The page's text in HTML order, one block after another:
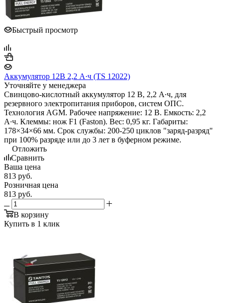
Быстрый просмотр
Аккумулятор 12В 2,2 А∙ч (TS 12022)
Уточняйте у менеджера
Свинцово-кислотный аккумулятор 12 В, 2,2 А∙ч, для
резервного электропитания приборов, систем ОПС.
Технология AGM. Рабочее напряжение: 12 В. Емкость: 2,2
А∙ч. Клеммы: нож F1 (Faston). Вес: 0,95 кг. Габариты:
178×34×66 мм. Срок службы: 200-250 циклов "заряд-разряд"
при 100% разряде или до 3 лет в буферном режиме.
Отложить
Сравнить
Ваша цена
813 руб.
Розничная цена
813 руб.
В корзину
Купить в 1 клик